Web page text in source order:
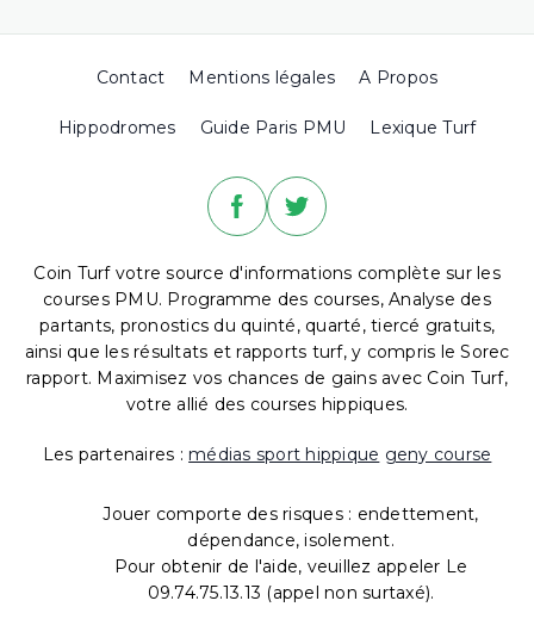
Contact Mentions légales A Propos
Hippodromes Guide Paris PMU Lexique Turf
Coin Turf votre source d'informations complète sur les
courses PMU. Programme des courses, Analyse des
partants, pronostics du quinté, quarté, tiercé gratuits,
ainsi que les résultats et rapports turf, y compris le Sorec
rapport. Maximisez vos chances de gains avec Coin Turf,
votre allié des courses hippiques.
Les partenaires : médias sport hippique geny course
Jouer comporte des risques : endettement,
dépendance, isolement.
Pour obtenir de l'aide, veuillez appeler Le
09.74.75.13.13 (appel non surtaxé).